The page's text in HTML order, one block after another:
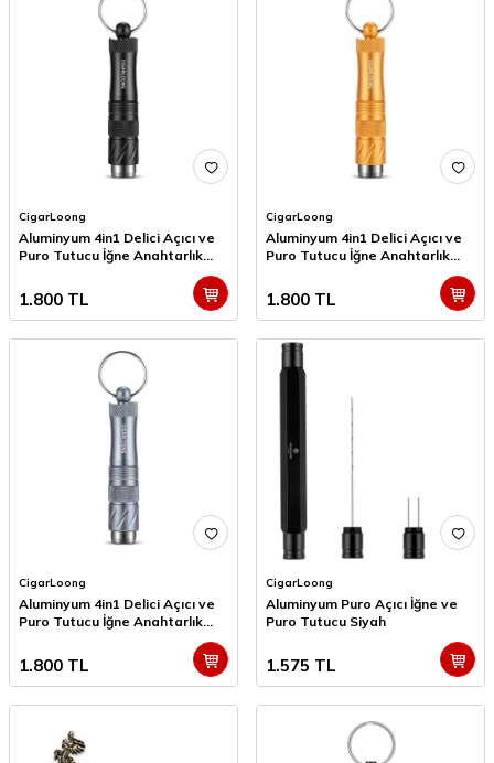
CigarLoong
Aluminyum 4in1 Delici Açıcı ve
Puro Tutucu İğne Anahtarlık
1.800 TL
CigarLoong
Aluminyum 4in1 Delici Açıcı ve
Puro Tutucu İğne Anahtarlık
1.800 TL
CigarLoong
Aluminyum 4in1 Delici Açıcı ve
Puro Tutucu İğne Anahtarlık
1.800 TL
CigarLoong
Aluminyum Puro Açıcı İğne ve
Puro Tutucu Siyah
1.575 TL